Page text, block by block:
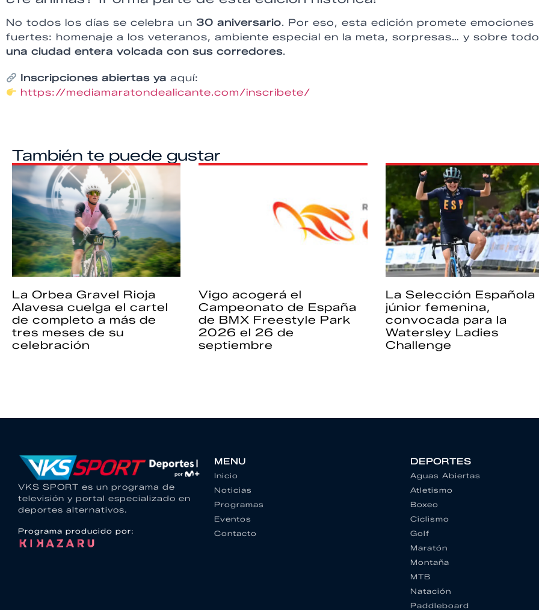
No todos los días se celebra un 30 aniversario. Por eso, esta edición promete emociones
fuertes: homenaje a los veteranos, ambiente especial en la meta, sorpresas… y sobre
una ciudad entera volcada con sus corredores.
Inscripciones abiertas ya aquí:
https://mediamaratondealicante.com/inscribete/
También te puede gustar
La Orbea Gravel Rioja
Alavesa cuelga el cartel
de completo a más de
tres meses de su
celebración
Vigo acogerá el
Campeonato de España
de BMX Freestyle Park
2026 el 26 de
septiembre
La Selección Española
júnior femenina,
convocada para la
Watersley Ladies
Challenge
VKS SPORT es un programa de
televisión y portal especializado en
deportes alternativos.
Programa producido por:
MENU
Inicio
Noticias
Programas
Eventos
Contacto
DEPORTES
Aguas Abiertas
Atletismo
Boxeo
Ciclismo
Golf
Maratón
Montaña
MTB
Natación
Paddleboard